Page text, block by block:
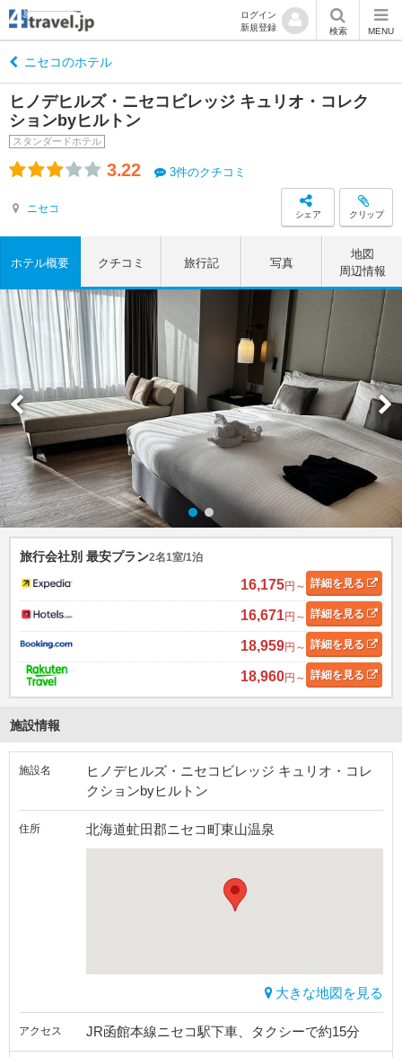
ログイン
新規登録
検索 MENU
ニセコのホテル
ヒノデヒルズ・ニセコビレッジ キュリオ・コレク
ションbyヒルトン
スタンダードホテル
3.22 3件のクチコミ
ニセコ シェア クリップ
ホテル概要 クチコミ 旅行記 写真
地図
周辺情報
旅行会社別 最安プラン2名1室/1泊
16,175円～ 詳細を見る
16,671円～ 詳細を見る
18,959円～ 詳細を見る
18,960円～ 詳細を見る
施設情報
施設名
ヒノデヒルズ・ニセコビレッジ キュリオ・コレ
クションbyヒルトン
住所 北海道虻田郡ニセコ町東山温泉
大きな地図を見る
アクセス JR函館本線ニセコ駅下車、タクシーで約15分